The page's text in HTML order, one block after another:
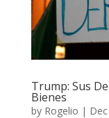
Trump: Sus
Bienes
by Rogelio |